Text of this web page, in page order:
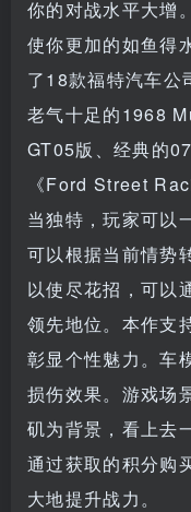
你的对战水平大增
使你更加的如鱼得
了18款福特汽车公
老气十足的1968
GT05版、经典的
《Ford Street
当独特，玩家可以
可以根据当前情势
以使尽花招，可以
领先地位。本作支
彰显个性魅力。车
损伤效果。游戏场
矶为背景，看上去
通过获取的积分购
大地提升战力。